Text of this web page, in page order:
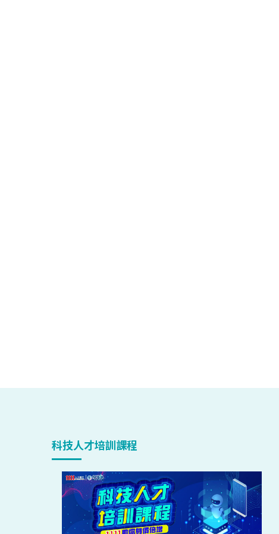
科技人才培訓課程